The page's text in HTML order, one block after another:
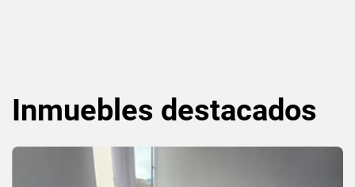
Inmuebles destacados